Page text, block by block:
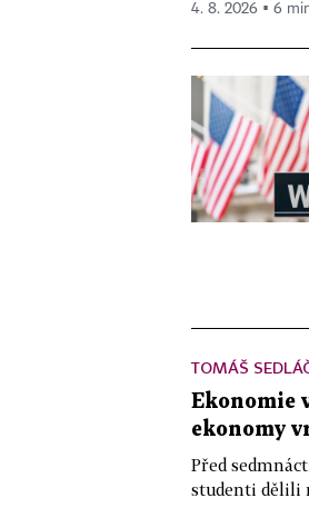
4. 8. 2026 ▪ 6
TOMÁŠ
Ekonomie
ekonomy
Před
studenti dělili